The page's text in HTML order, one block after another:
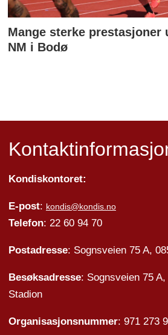
Mange sterke prestasjoner
NM i Bodø
Kondiskontoret:
E-post: kondis@kondis.no
Telefon: 22 60 94 70
Postadresse: Sognsveien 75 A,
Besøksadresse: Sognsveien 75
Stadion
Organisasjonsnummer: 971 273